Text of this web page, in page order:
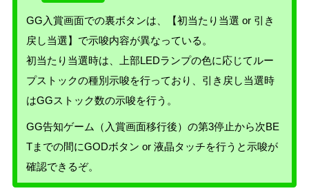
GG入賞画面での裏ボタンは、【初当たり当選 or 引き
戻し当選】で示唆内容が異なっている。
初当たり当選時は、上部LEDランプの色に応じてルー
プストックの種別示唆を行っており、引き戻し当選時
はGGストック数の示唆を行う。
GG告知ゲーム（入賞画面移行後）の第3停止から次BE
Tまでの間にGODボタン or 液晶タッチを行うと示唆が
確認できるぞ。